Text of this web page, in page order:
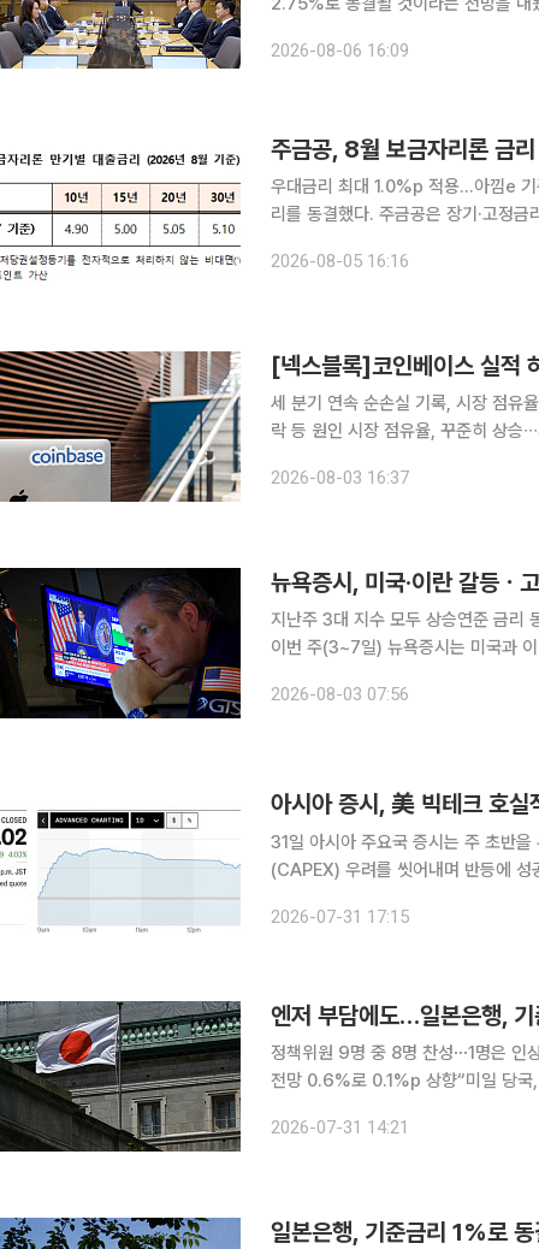
를 현 수준에서 유지할 것"이라고 밝
2026-08-06 16:09
주금공, 8월 보금자리론 금
우대금리 최대 1.0%p 적용…아낌e 기준 연 4.90~5.20% 한
리를 동결했다. 주금공은 장기·고정금리·분할상환 주택담보대출인 보금자리론의 8월 금리를 동결한
5.00% △20년 연 5.05% △30년
2026-08-05 16:16
[넥스블록]코인베이스 실적
세 분기 연속 순손실 기록, 시장 점유
락 등 원인 시장 점유율, 꾸준히 상승
증가했다며 낙관적인 태도다. 투자업
2026-08-03 16:37
뉴욕증시, 미국·이란 갈등ㆍ
지난주 3대 지수 모두 상승연준 금리
이번 주(3~7일) 뉴욕증시는 미국과 이란의
1.6% 올랐다. 다만 시장 변동
2026-08-03 07:56
아시아 증시, 美 빅테크 호
31일 아시아 주요국 증시는 주 초반
(CAPEX) 우려를 씻어내며 반등에 성공했다. 그동안 엔화 강세 압박과 중앙은행의
율로 점차 안정을 찾은 점이 주효했다
2026-07-31 17:15
엔저 부담에도…일본은행,
정책위원 9명 중 8명 찬성⋯1명은 인
전망 0.6%로 0.1%p 상향“미일 당국, 전날 이례적
물가를 예상보다 더 끌어올릴 수 있다
2026-07-31 14:21
일본은행, 기준금리 1%로